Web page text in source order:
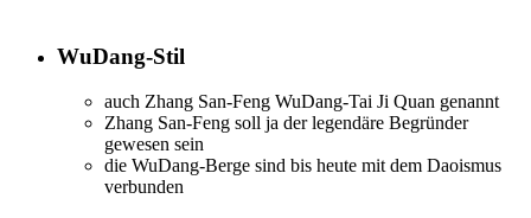
WuDang-Stil
auch Zhang San-Feng WuDang-Tai Ji Quan genannt
Zhang San-Feng soll ja der legendäre Begründer
gewesen sein
die WuDang-Berge sind bis heute mit dem Daoismus
verbunden